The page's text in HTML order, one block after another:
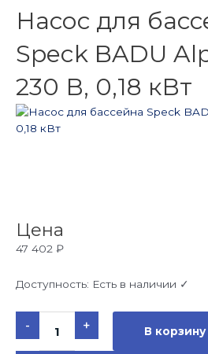
Насос для
Speck BADU
230 В, 0,18 кВт
Цена
47 402 ₽
Доступность: Есть в наличии ✓
-
Количество
товара
Насос
+ В корзину